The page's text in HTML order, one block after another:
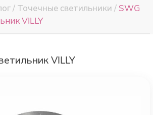
/ Точечные cветильники / SWG
VILLY
VILLY